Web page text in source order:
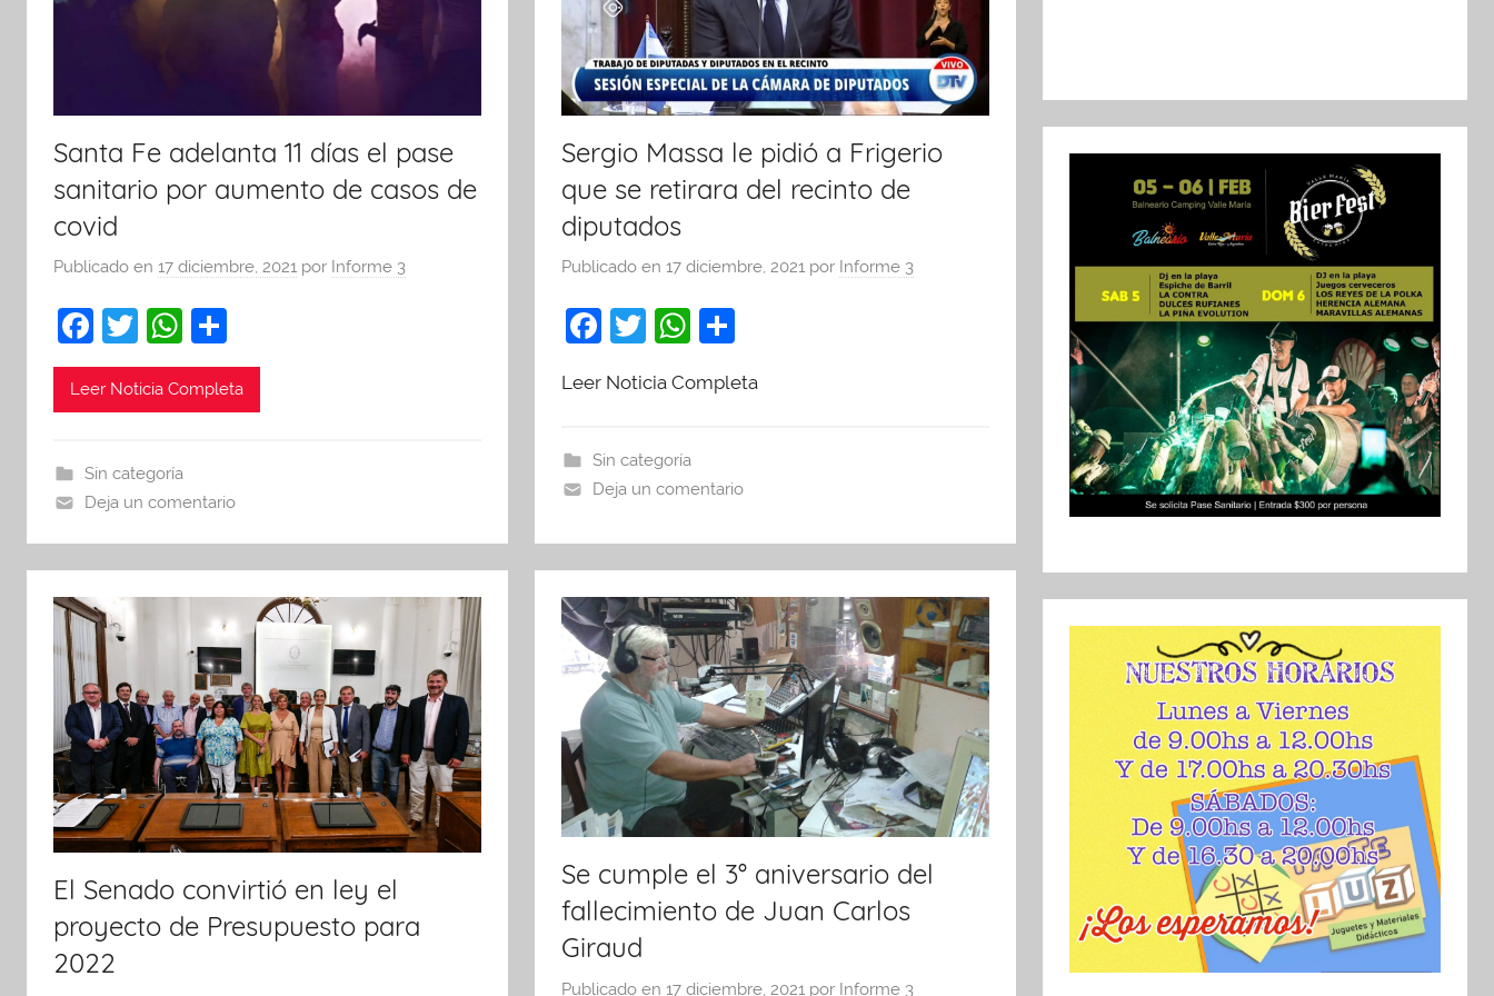
Santa Fe adelanta 11 días el pase
sanitario por aumento de casos de
covid
Publicado en 17 diciembre, 2021 por Informe 3
F
a
c
b
o
o
k
T
w
itt
W
h
at
A
p
p
o
m
tir
Leer Noticia Completa
Sin categoría
Deja un comentario
Sergio Massa le pidió a Frigerio
que se retirara del recinto de
diputados
Publicado en17 diciembre, 2021 por Informe 3
F
c
b
o
o
k
T
itt
W
at
A
p
p
m
tir
Leer Noticia Completa
Sin categoría
Deja un comentario
El Senado convirtió en ley el
proyecto de Presupuesto para
2022
Se cumple el 3° aniversario del
fallecimiento de Juan Carlos
Giraud
Publicado en17 diciembre, 2021 por Informe 3